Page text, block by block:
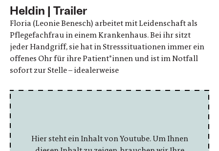
Heldin | Trailer
Floria (Leonie Benesch) arbeitet mit Leidenschaft als
Pflegefachfrau in einem Krankenhaus. Bei ihr sitzt
jeder Handgriff, sie hat in Stresssituationen immer ein
offenes Ohr für ihre Patient*innen und ist im Notfall
sofort zur Stelle – idealerweise
Hier steht ein Inhalt von Youtube. Um Ihnen